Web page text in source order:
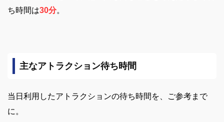
ち時間は30分。
主なアトラクション待ち時間
当日利用したアトラクションの待ち時間を、ご参考まで
に。